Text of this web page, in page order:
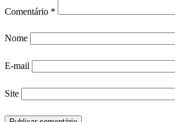
Comentário *
Nome
E-mail
Site